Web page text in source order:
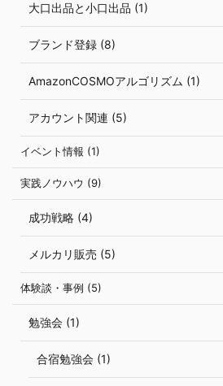
大口出品と小口出品 (1)
ブランド登録 (8)
AmazonCOSMOアルゴリズム (1)
アカウント関連 (5)
イベント情報 (1)
実践ノウハウ (9)
成功戦略 (4)
メルカリ販売 (5)
体験談・事例 (5)
勉強会 (1)
合宿勉強会 (1)